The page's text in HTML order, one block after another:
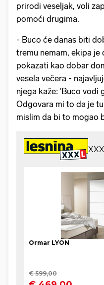
prirodi veseljak, voli
pomoći drugima.
- Buco će danas biti
tremu nemam, ekipa je
pokazati kao dobar
vesela večera -
njega kaže: 'Buco vodi
Odgovara mi to da je
mislim da bi to mogao